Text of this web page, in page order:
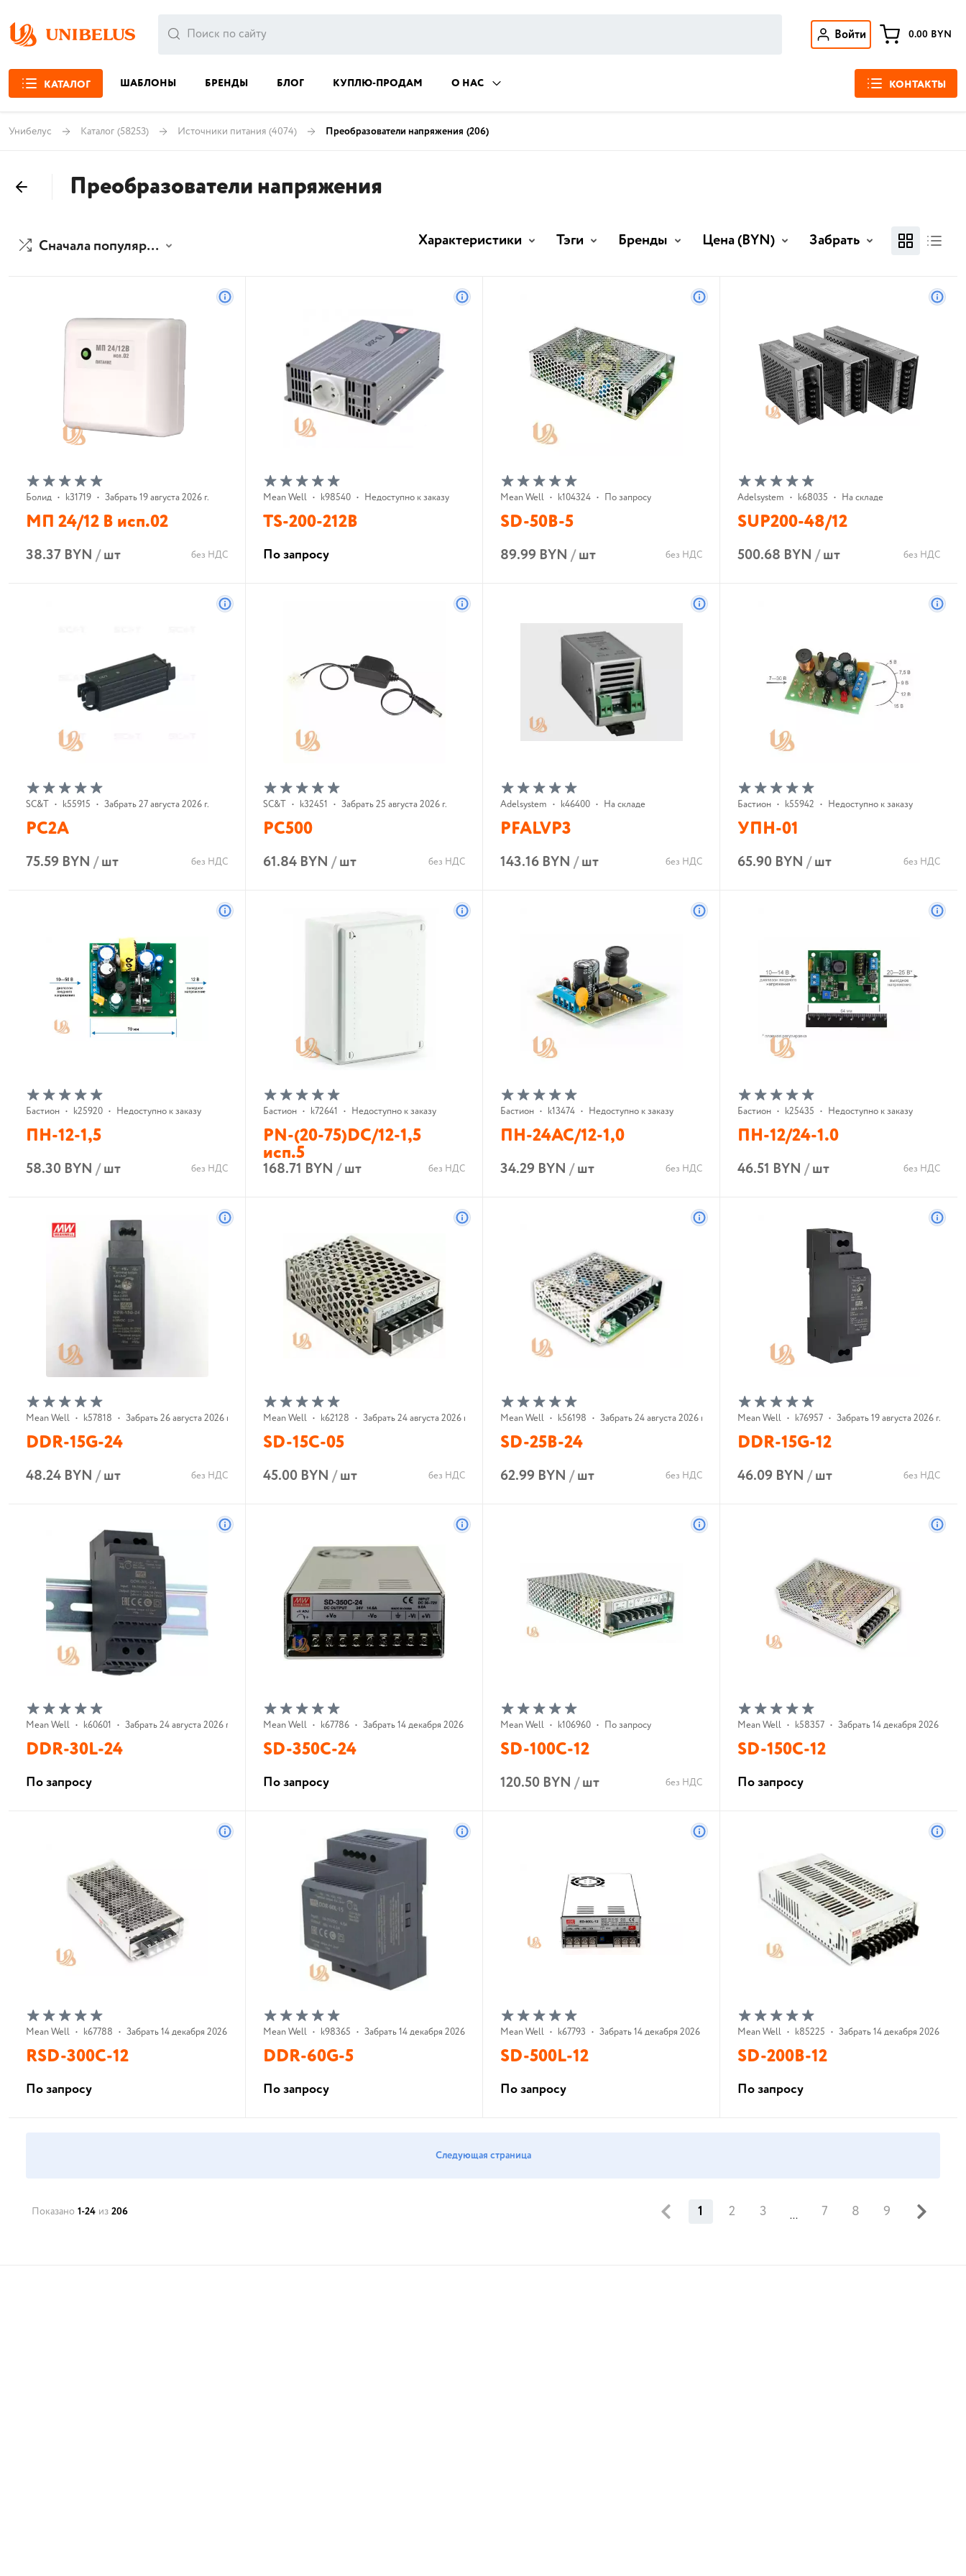
Войти 0.00 BYN
КАТАЛОГ ШАБЛОНЫ БРЕНДЫ БЛОГ КУПЛЮ-ПРОДАМ О НАС КОНТАКТЫ
Унибелус Каталог (58253) Источники питания (4074) Преобразователи напряжения (206)
Преобразователи напряжения
Сначала популярные Характеристики Тэги Бренды Цена(BYN) Забрать
Болид • k31719 • Забрать 19 августа 2026 г.
МП 24/12 В исп.02
38.37 BYN /шт без НДС
В корзину
Mean Well • k98540 • Недоступно к заказу
TS-200-212B
По запросу
В корзину
Mean Well • k104324 • По запросу
SD-50B-5
89.99 BYN /шт без НДС
В корзину
Adelsystem • k68035 • На складе
SUP200-48/12
500.68 BYN /шт без НДС
В корзину
SC&T • k55915 • Забрать 27 августа 2026 г.
PC2A
75.59 BYN /шт без НДС
В корзину
SC&T • k32451 • Забрать 25 августа 2026 г.
PC500
61.84 BYN /шт без НДС
В корзину
Adelsystem • k46400 • На складе
PFALVP3
143.16 BYN /шт без НДС
В корзину
Бастион • k55942 • Недоступно к заказу
УПН-01
65.90 BYN /шт без НДС
В корзину
Бастион • k25920 • Недоступно к заказу
ПН-12-1,5
58.30 BYN /шт без НДС
В корзину
Бастион • k72641 • Недоступно к заказу
PN-(20-75)DC/12-1,5
исп.5
168.71 BYN /шт без НДС
В корзину
Бастион • k13474 • Недоступно к заказу
ПН-24АС/12-1,0
34.29 BYN /шт без НДС
В корзину
Бастион • k25435 • Недоступно к заказу
ПН-12/24-1.0
46.51 BYN /шт без НДС
В корзину
Mean Well • k57818 • Забрать 26 августа 2026 г.
DDR-15G-24
48.24 BYN /шт без НДС
Mean Well • k62128 • Забрать 24 августа 2026 г.
SD-15C-05
45.00 BYN /шт без НДС
Mean Well • k56198 • Забрать 24 августа 2026 г.
SD-25B-24
62.99 BYN /шт без НДС
В корзину
Mean Well • k76957 • Забрать 19 августа 2026 г.
DDR-15G-12
46.09 BYN /шт без НДС
Mean Well • k60601 • Забрать 24 августа 2026 г.
DDR-30L-24
По запросу
Mean Well • k67786 • Забрать 14 декабря 2026 г.
SD-350C-24
По запросу
Mean Well • k106960 • По запросу
SD-100C-12
120.50 BYN /шт без НДС
Mean Well • k58357 • Забрать 14 декабря 2026 г.
SD-150C-12
По запросу
Mean Well • k67788 • Забрать 14 декабря 2026 г.
RSD-300C-12
По запросу
Mean Well • k98365 • Забрать 14 декабря 2026 г.
DDR-60G-5
По запросу
Mean Well • k67793 • Забрать 14 декабря 2026 г.
SD-500L-12
По запросу
Mean Well • k85225 • Забрать 14 декабря 2026 г.
SD-200B-12
По запросу
Следующая страница
Показано 1-24 из 206 1 2 3 ... 7 8 9